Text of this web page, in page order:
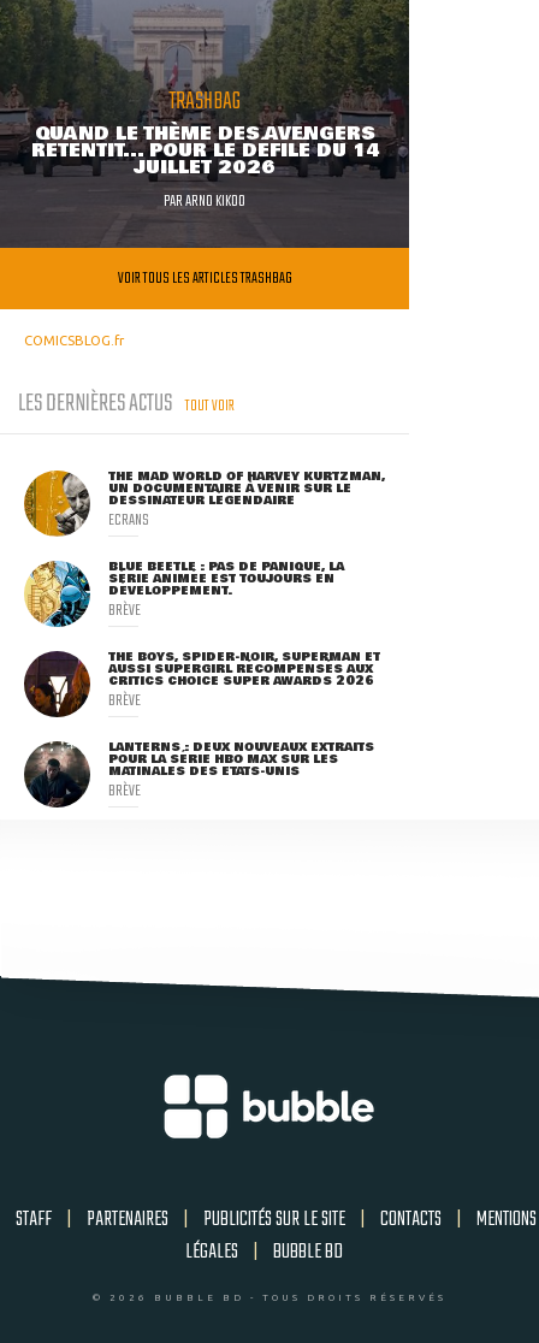
TRASHBAG
QUAND LE THÈME DES AVENGERS
RETENTIT... POUR LE DÉFILÉ DU 14
JUILLET 2026
PARARNO KIKOO
VOIR TOUS LES ARTICLES TRASHBAG
COMICSBLOG.fr
LES DERNIÈRES ACTUS TOUT VOIR
THE MAD WORLD OF HARVEY KURTZMAN,
UN DOCUMENTAIRE À VENIR SUR LE
DESSINATEUR LÉGENDAIRE
ECRANS
BLUE BEETLE : PAS DE PANIQUE, LA
SÉRIE ANIMÉE EST TOUJOURS EN
DÉVELOPPEMENT.
BRÈVE
THE BOYS, SPIDER-NOIR, SUPERMAN ET
AUSSI SUPERGIRL RÉCOMPENSÉS AUX
CRITICS CHOICE SUPER AWARDS 2026
BRÈVE
LANTERNS : DEUX NOUVEAUX EXTRAITS
POUR LA SÉRIE HBO MAX SUR LES
MATINALES DES ETATS-UNIS
BRÈVE
STAFF | PARTENAIRES | PUBLICITÉS SUR LE SITE | CONTACTS | MENTIONS
LÉGALES | BUBBLE BD
© 2026 BUBBLE BD - TOUS DROITS RÉSERVÉS